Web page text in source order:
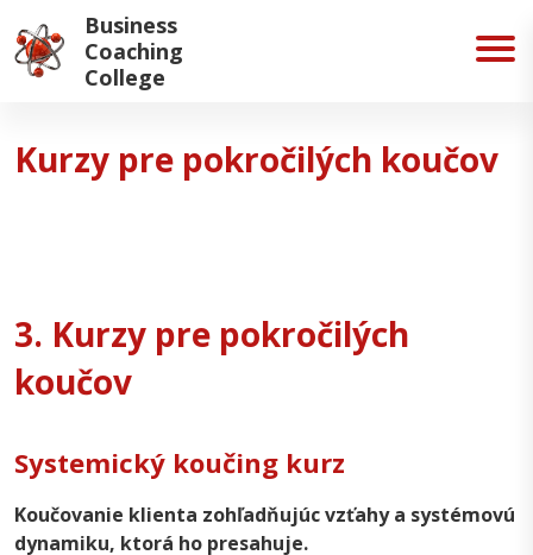
Business
Coaching
College
Kurzy pre pokročilých koučov
3. Kurzy pre pokročilých
koučov
Systemický koučing kurz
Koučovanie klienta zohľadňujúc vzťahy a systémovú
dynamiku, ktorá ho presahuje.